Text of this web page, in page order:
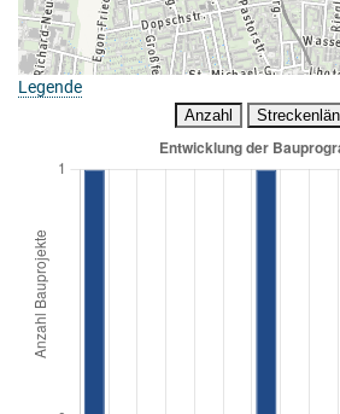
Legende